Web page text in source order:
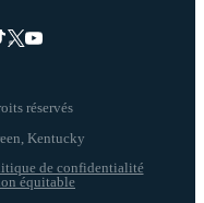
réservés
de confidentialité
équitable